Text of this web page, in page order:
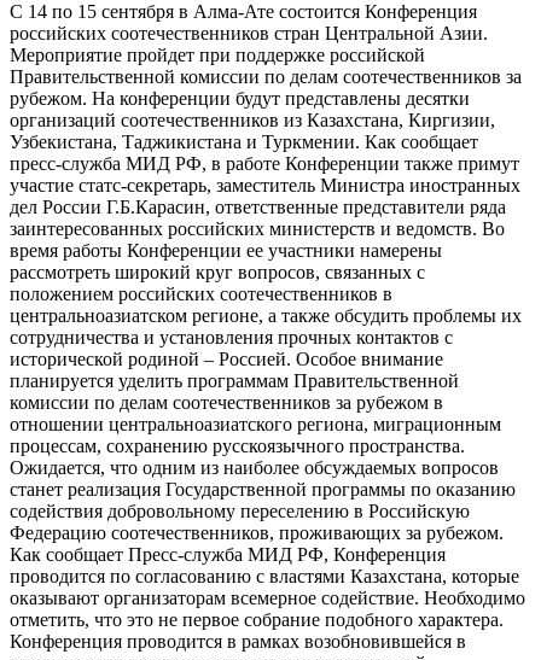
С 14 по 15 сентября в Алма-Ате состоится Конференция
российских соотечественников стран Центральной Азии.
Мероприятие пройдет при поддержке российской
Правительственной комиссии по делам соотечественников за
рубежом. На конференции будут представлены десятки
организаций соотечественников из Казахстана, Киргизии,
Узбекистана, Таджикистана и Туркмении. Как сообщает
пресс-служба МИД РФ, в работе Конференции также примут
участие статс-секретарь, заместитель Министра иностранных
дел России Г.Б.Карасин, ответственные представители ряда
заинтересованных российских министерств и ведомств. Во
время работы Конференции ее участники намерены
рассмотреть широкий круг вопросов, связанных с
положением российских соотечественников в
центральноазиатском регионе, а также обсудить проблемы их
сотрудничества и установления прочных контактов с
исторической родиной – Россией. Особое внимание
планируется уделить программам Правительственной
комиссии по делам соотечественников за рубежом в
отношении центральноазиатского региона, миграционным
процессам, сохранению русскоязычного пространства.
Ожидается, что одним из наиболее обсуждаемых вопросов
станет реализация Государственной программы по оказанию
содействия добровольному переселению в Российскую
Федерацию соотечественников, проживающих за рубежом.
Как сообщает Пресс-служба МИД РФ, Конференция
проводится по согласованию с властями Казахстана, которые
оказывают организаторам всемерное содействие. Необходимо
отметить, что это не первое собрание подобного характера.
Конференция проводится в рамках возобновившейся в